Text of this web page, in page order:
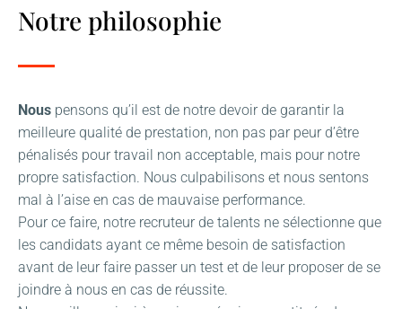
Notre philosophie​
Nous pensons qu’il est de notre devoir de garantir la
meilleure qualité de prestation, non pas par peur d’être
pénalisés pour travail non acceptable, mais pour notre
propre satisfaction. Nous culpabilisons et nous sentons
mal à l’aise en cas de mauvaise performance.
Pour ce faire, notre recruteur de talents ne sélectionne que
les candidats ayant ce même besoin de satisfaction
avant de leur faire passer un test et de leur proposer de se
joindre à nous en cas de réussite.